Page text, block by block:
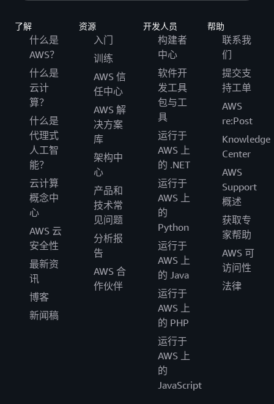
了解
什么是
AWS？
什么是
云计
算？
什么是
代理式
人工智
能？
云计算
概念中
心
AWS 云
安全性
最新资
讯
博客
新闻稿
资源
入门
训练
AWS 信
任中心
AWS 解
决方案
库
架构中
心
产品和
技术常
见问题
分析报
告
AWS 合
作伙伴
开发人员
构建者
中心
软件开
发工具
包与工
具
运行于
AWS 上
的 .NET
运行于
AWS 上
的
Python
运行于
AWS 上
的 Java
运行于
AWS 上
的 PHP
运行于
AWS 上
的
JavaScript
帮助
联系我
们
提交支
持工单
AWS
re:Post
Knowledge
Center
AWS
Support
概述
获取专
家帮助
AWS 可
访问性
法律